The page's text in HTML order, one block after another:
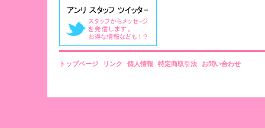
トップページ リンク 個人情報 特定商取引法 お問い合わせ